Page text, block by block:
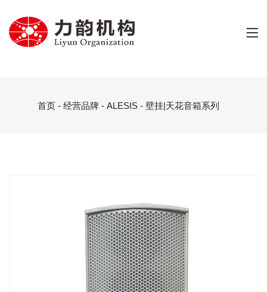
首页- 经营品牌- ALESIS- 壁挂|天花音箱系列